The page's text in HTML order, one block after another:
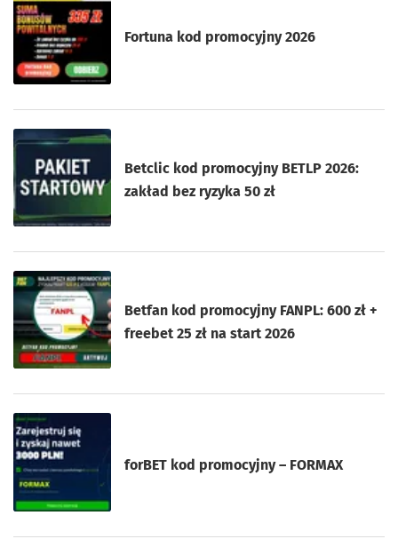
Fortuna kod promocyjny 2026
Betclic kod promocyjny BETLP 2026:
zakład bez ryzyka 50 zł
Betfan kod promocyjny FANPL: 600 zł +
freebet 25 zł na start 2026
forBET kod promocyjny – FORMAX